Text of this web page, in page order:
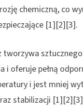
chemiczną, co
[1][2][3].
tworzywa
i oferuje pełną
i jest mniej
stabilizacji